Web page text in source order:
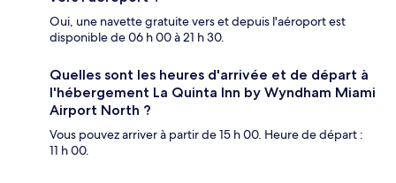
Oui, une navette gratuite vers et depuis l'aéroport est
disponible de 06 h 00 à 21 h 30.
Quelles sont les heures d'arrivée et de départ à
l'hébergement La Quinta Inn by Wyndham Miami
Airport North ?
Vous pouvez arriver à partir de 15 h 00. Heure de départ :
11 h 00.